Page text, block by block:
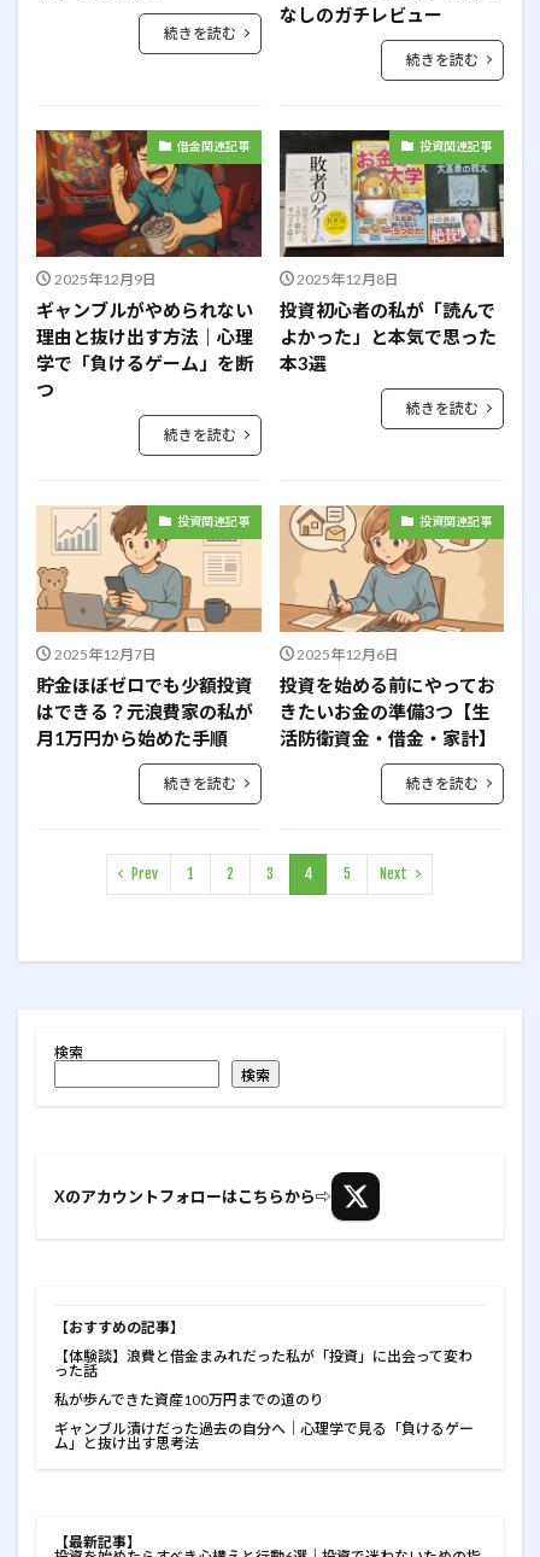
続きを読む
なしのガチレビュー
続きを読む
借金関連記事
2025年12月9日
ギャンブルがやめられない
理由と抜け出す方法｜心理
学で「負けるゲーム」を断
つ
続きを読む
投資関連記事
2025年12月8日
投資初心者の私が「読んで
よかった」と本気で思った
本3選
続きを読む
投資関連記事
2025年12月7日
貯金ほぼゼロでも少額投資
はできる？元浪費家の私が
月1万円から始めた手順
続きを読む
投資関連記事
2025年12月6日
投資を始める前にやってお
きたいお金の準備3つ【生
活防衛資金・借金・家計】
続きを読む
Prev 1 2 3 4 5 Next
検索
検索
Xのアカウントフォローはこちらから⇨
【おすすめの記事】
【体験談】浪費と借金まみれだった私が「投資」に出会って変わ
った話
私が歩んできた資産100万円までの道のり
ギャンブル漬けだった過去の自分へ｜心理学で見る「負けるゲー
ム」と抜け出す思考法
【最新記事】